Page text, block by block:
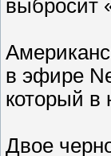
выбросит
в эфире
который в
Двое